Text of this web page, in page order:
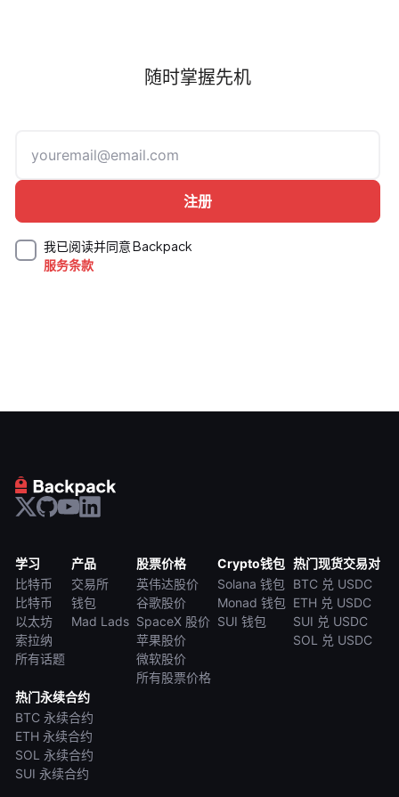
随时掌握先机
我已阅读并同意 Backpack
服务条款
学习
比特币
比特币
以太坊
索拉纳
所有话题
产品
交易所
钱包
Mad Lads
股票价格
英伟达股价
谷歌股价
SpaceX 股价
苹果股价
微软股价
所有股票价格
Crypto钱包
Solana 钱包
Monad 钱包
SUI 钱包
热门现货交易对
BTC 兑 USDC
ETH 兑 USDC
SUI 兑 USDC
SOL 兑 USDC
热门永续合约
BTC 永续合约
ETH 永续合约
SOL 永续合约
SUI 永续合约